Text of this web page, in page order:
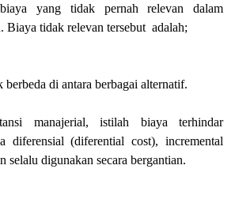
yang tidak pernah relevan dalam
Biaya tidak relevan tersebut adalah;
di antara berbagai alternatif.
manajerial, istilah biaya terhindar
diferensial (diferential cost), incremental
selalu digunakan secara bergantian.